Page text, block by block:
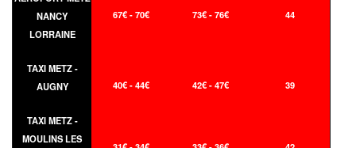
NANCY
LORRAINE
67€ - 70€ 73€ - 76€ 44
TAXI METZ -
AUGNY
40€ - 44€ 42€ - 47€ 39
TAXI METZ -
MOULINS LES